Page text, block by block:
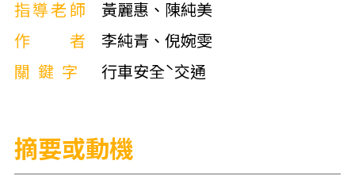
指導老師
黃麗惠、陳純美
作者
李純青、倪婉雯
關鍵字
行車安全ˋ交通
摘要或動機